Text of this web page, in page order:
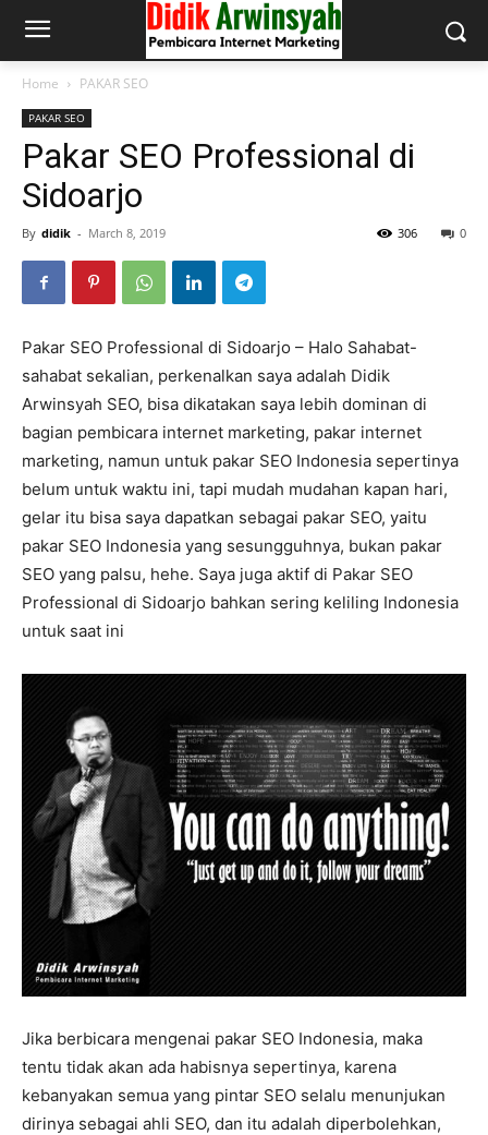
Home PAKAR SEO
PAKAR SEO
Pakar SEO Professional di
Sidoarjo
By didik - March 8, 2019 0
306
Pakar SEO Professional di Sidoarjo – Halo Sahabat-
sahabat sekalian, perkenalkan saya adalah Didik
Arwinsyah SEO, bisa dikatakan saya lebih dominan di
bagian pembicara internet marketing, pakar internet
marketing, namun untuk pakar SEO Indonesia sepertinya
belum untuk waktu ini, tapi mudah mudahan kapan hari,
gelar itu bisa saya dapatkan sebagai pakar SEO, yaitu
pakar SEO Indonesia yang sesungguhnya, bukan pakar
SEO yang palsu, hehe. Saya juga aktif di Pakar SEO
Professional di Sidoarjo bahkan sering keliling Indonesia
untuk saat ini
Jika berbicara mengenai pakar SEO Indonesia, maka
tentu tidak akan ada habisnya sepertinya, karena
kebanyakan semua yang pintar SEO selalu menunjukan
dirinya sebagai ahli SEO, dan itu adalah diperbolehkan,